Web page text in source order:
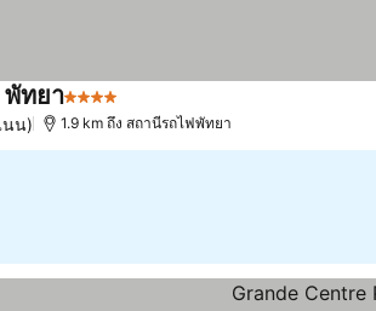
พัทยา4 ดาว
นน) 1.9 km ถึง สถานีรถไฟพัทยา